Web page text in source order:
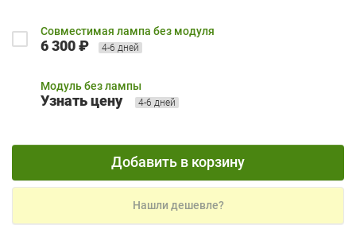
Совместимая лампа без модуля
6 300 ₽ 4-6 дней
Модуль без лампы
Узнать цену 4-6 дней
Добавить в корзину
Нашли дешевле?